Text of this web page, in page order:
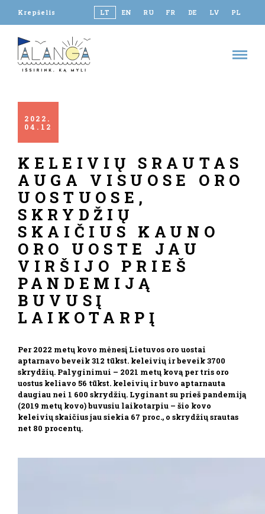
Krepšelis LT EN RU FR DE LV PL
KELEIVIŲ SRAUTAS
AUGA VISUOSE ORO
UOSTUOSE,
SKRYDŽIŲ
SKAIČIUS KAUNO
ORO UOSTE JAU
VIRŠIJO PRIEŠ
PANDEMIJĄ
BUVUSĮ
LAIKOTARPĮ
2022
04
12
Per 2022 metų kovo mėnesį Lietuvos oro uostai
aptarnavo beveik 312 tūkst. keleivių ir beveik 3700
skrydžių. Palyginimui – 2021 metų kovą per tris oro
uostus keliavo 56 tūkst. keleivių ir buvo aptarnauta
daugiau nei 1 600 skrydžių. Lyginant su prieš pandemiją
(2019 metų kovo) buvusiu laikotarpiu – šio kovo
keleivių skaičius jau siekia 67 proc., o skrydžių srautas
net 80 procentų.